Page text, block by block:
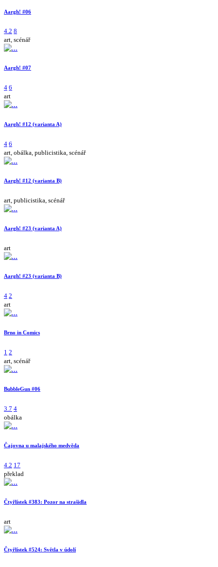
Aargh! #06
4.2 8
art, scénář
Aargh! #07
4 6
art
Aargh! #12 (varianta A)
4 6
art, obálka, publicistika, scénář
Aargh! #12 (varianta B)
art, publicistika, scénář
Aargh! #23 (varianta A)
art
Aargh! #23 (varianta B)
4 2
art
Brno in Comics
1 2
art, scénář
BubbleGun #06
3.7 4
obálka
Čajovna u malajského medvěda
4.2 17
překlad
Čtyřlístek #383: Pozor na strašidla
art
Čtyřlístek #524: Světla v údolí